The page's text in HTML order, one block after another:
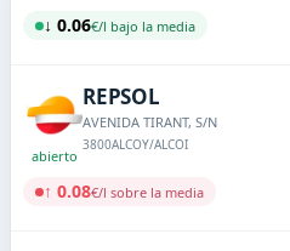
↓ 0.06€/l bajo la media
abierto
REPSOL
AVENIDA TIRANT, S/N
3800ALCOY/ALCOI
↑ 0.08€/l sobre la media